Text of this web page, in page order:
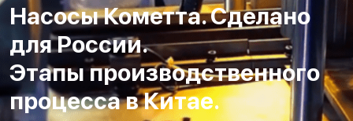
Насосы Кометта. Сделано
для России.
Этапы производственного
процесса в Китае.